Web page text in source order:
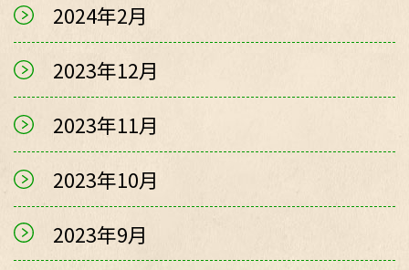
2024年2月
2023年12月
2023年11月
2023年10月
2023年9月